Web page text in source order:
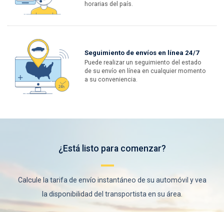
horarias del país.
Seguimiento de envíos en línea 24/7
Puede realizar un seguimiento del estado
de su envío en línea en cualquier momento
a su conveniencia.
¿Está listo para comenzar?
Calcule la tarifa de envío instantáneo de su automóvil y vea
la disponibilidad del transportista en su área.